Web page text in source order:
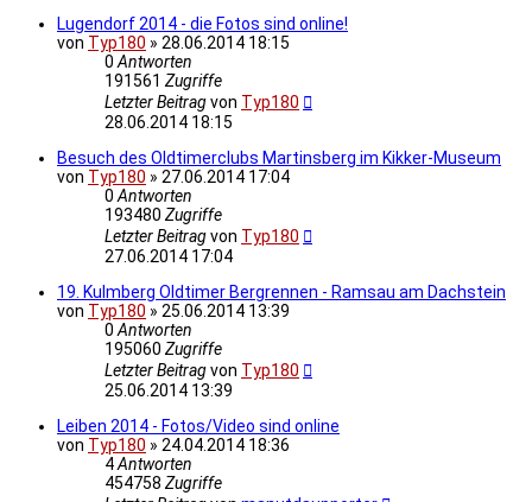
Lugendorf 2014 - die Fotos sind online!
von Typ180 » 28.06.2014 18:15
0Antworten
191561 Zugriffe
Letzter Beitragvon Typ180
28.06.2014 18:15
Besuch des Oldtimerclubs Martinsberg im Kikker-Museum
von Typ180 » 27.06.2014 17:04
0Antworten
193480 Zugriffe
Letzter Beitragvon Typ180
27.06.2014 17:04
19. Kulmberg Oldtimer Bergrennen - Ramsau am Dachstein
von Typ180 » 25.06.2014 13:39
0Antworten
195060 Zugriffe
Letzter Beitragvon Typ180
25.06.2014 13:39
Leiben 2014 - Fotos/Video sind online
von Typ180 » 24.04.2014 18:36
4Antworten
454758 Zugriffe